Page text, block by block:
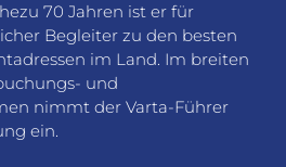
70 Jahren ist er für
Begleiter zu den besten
im Land. Im breiten
und
nimmt der Varta-Führer
ein.